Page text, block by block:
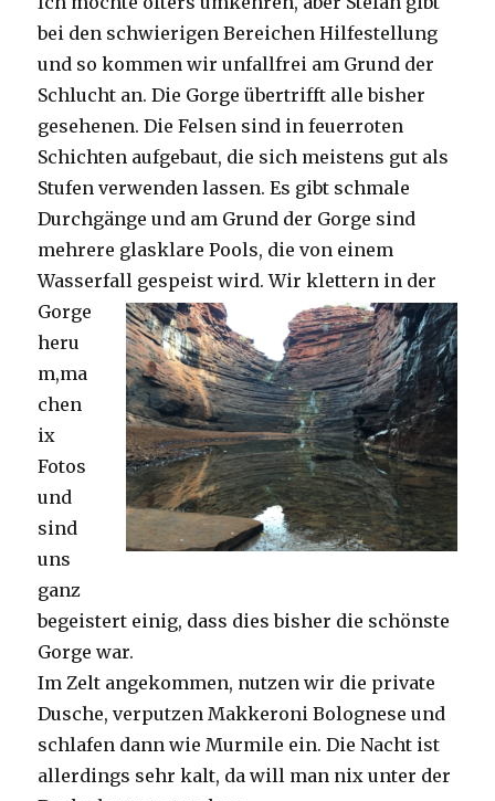
bei den schwierigen Bereichen Hilfestellung
und so kommen wir unfallfrei am Grund der
Schlucht an. Die Gorge übertrifft alle bisher
gesehenen. Die Felsen sind in feuerroten
Schichten aufgebaut, die sich meistens gut als
Stufen verwenden lassen. Es gibt schmale
Durchgänge und am Grund der Gorge sind
mehrere glasklare Pools, die von einem
Wasserfall gespeist wird.Wir klettern in der
Gorge
heru
m,ma
chen
ix
Fotos
und
sind
uns
ganz
begeistert einig, dass dies bisher die schönste
Gorge war.
Im Zelt angekommen, nutzen wir die private
Dusche, verputzen Makkeroni Bolognese und
schlafen dann wie Murmile ein. Die Nacht ist
allerdings sehr kalt, da will man nix unter der